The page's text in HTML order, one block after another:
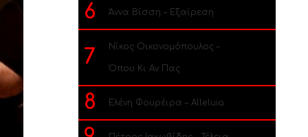
6 Άννα Βίσση – Εξαίρεση
7 Νίκος Οικονομόπουλος –
Όπου Κι Αν Πας
8 Ελένη Φουρέιρα – Alleluia